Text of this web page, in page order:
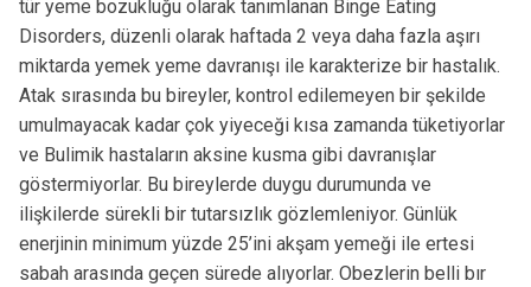
tür yeme bozukluğu olarak tanımlanan Binge Eating
Disorders, düzenli olarak haftada 2 veya daha fazla aşırı
miktarda yemek yeme davranışı ile karakterize bir hastalık.
Atak sırasında bu bireyler, kontrol edilemeyen bir şekilde
umulmayacak kadar çok yiyeceği kısa zamanda tüketiyorlar
ve Bulimik hastaların aksine kusma gibi davranışlar
göstermiyorlar. Bu bireylerde duygu durumunda ve
ilişkilerde sürekli bir tutarsızlık gözlemleniyor. Günlük
enerjinin minimum yüzde 25’ini akşam yemeği ile ertesi
sabah arasında geçen sürede alıyorlar. Obezlerin belli bır